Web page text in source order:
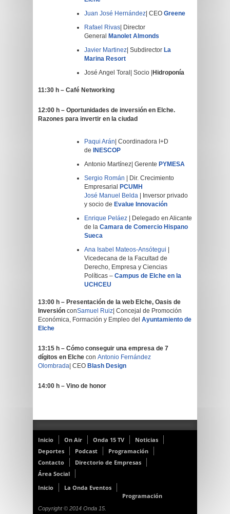
Juan José Hernández | CEO Greene
Rafael Rivas | Director
General Manolet Almonds
Javier Martinez | Subdirector La
Marina Resort
José Angel Toral| Socio | Hidroponía
11:30 h – Café Networking
12:00 h – Oportunidades de inversión en Elche.
Razones para invertir en la ciudad
Paqui Arán | Coordinadora I+D
de
INESCOP
Antonio Martínez| Gerente PYMESA
Sergio Román | Dir. Crecimiento
Empresarial PCUMH
José Manuel Belda | Inversor privado
y socio de Evalue Innovación
Enrique Peláez | Delegado en Alicante
de la Camara de Comercio Hispano
Sueca
Ana Isabel Mateos-Ansótegui
Vicedecana de la Facultad de
Derecho, Empresa y Ciencias
Políticas – Campus de Elche en la
UCHCEU
13:00 h – Presentación de la web Elche, Oasis de
Inversión conSamuel Ruiz | Concejal de Promoción
Económica, Formación y Empleo del Ayuntamiento de
Elche
13:15 h – Cómo conseguir una empresa de 7
dígitos en Elche con Antonio Fernández
Olombrada | CEO Blash Design
14:00 h – Vino de honor
Inicio On Air Onda 15 TV
Noticias
Deportes
Podcast
Programación
Contacto
Directorio de Empresas
Área Social
Inicio
La Onda Eventos
Programación
Copyright © 2014 Onda 15.